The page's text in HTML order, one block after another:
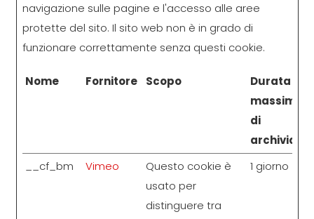
navigazione sulle pagine e l'accesso alle aree
protette del sito. Il sito web non è in grado di
funzionare correttamente senza questi cookie.
Nome Fornitore Scopo
Durata
massima
di
__cf_bm
Vimeo
Questo cookie è
usato per
distinguere tra
1 giorno